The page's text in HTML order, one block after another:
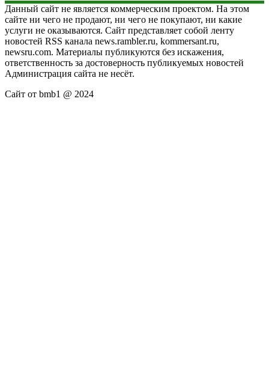
Данный сайт не является коммерческим проектом. На этом
сайте ни чего не продают, ни чего не покупают, ни какие
услуги не оказываются. Сайт представляет собой ленту
новостей RSS канала news.rambler.ru, kommersant.ru,
newsru.com. Материалы публикуются без искажения,
ответственность за достоверность публикуемых новостей
Администрация сайта не несёт.
Сайт от bmb1 @ 2024